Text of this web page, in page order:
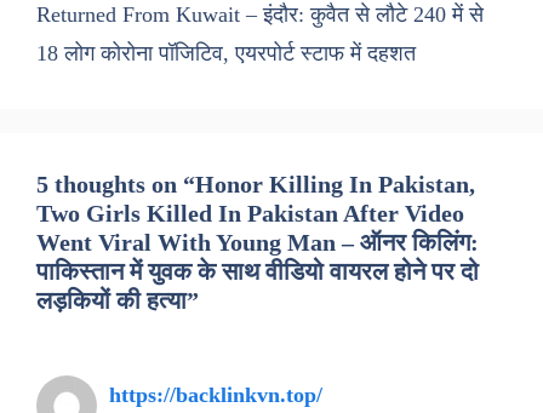
Returned From Kuwait – इंदौर: कुवैत से लौटे 240 में से
18 लोग कोरोना पॉजिटिव, एयरपोर्ट स्टाफ में दहशत
5 thoughts on “Honor Killing In Pakistan,
Two Girls Killed In Pakistan After Video
Went Viral With Young Man – ऑनर किलिंग:
पाकिस्तान में युवक के साथ वीडियो वायरल होने पर दो
लड़कियों की हत्या”
https://backlinkvn.top/